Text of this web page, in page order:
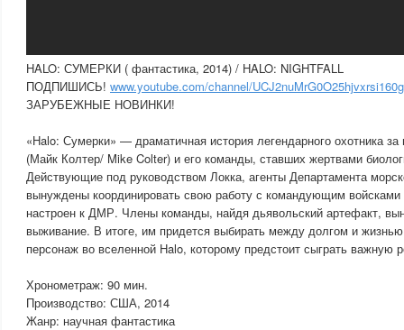
HALO: СУМЕРКИ ( фантастика, 2014) / HALO: NIGHTFALL
ПОДПИШИСЬ! www.youtube.com/channel/UCJ2nuMrG0O25hjvxrsi160g
ЗАРУБЕЖНЫЕ НОВИНКИ!
«Halo: Сумерки» — драматичная история легендарного охотника
(Майк Колтер/ Mike Colter) и его команды, ставших жертвами
Действующие под руководством Локка, агенты Департамента
вынуждены координировать свою работу с командующим
настроен к ДМР. Члены команды, найдя дьявольский артефакт,
выживание. В итоге, им придется выбирать между долгом и
персонаж во вселенной Halo, которому предстоит сыграть важную
Хронометраж: 90 мин.
Производство: США, 2014
Жанр: научная фантастика